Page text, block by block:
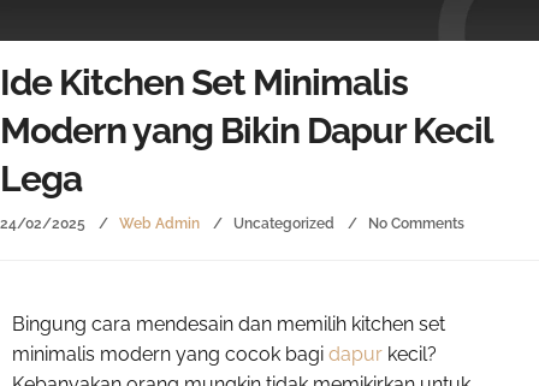
Ide Kitchen Set Minimalis
Modern yang Bikin Dapur Kecil
Lega
24/02/2025 Web Admin Uncategorized No Comments
Bingung cara mendesain dan memilih kitchen set
minimalis modern yang cocok bagi dapur kecil?